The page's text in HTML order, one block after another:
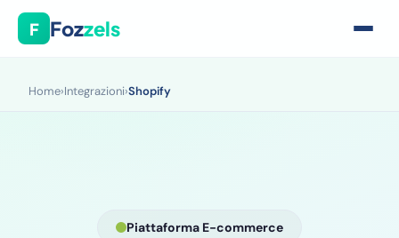
F Fozzels
Home›Integrazioni›Shopify
Piattaforma E-commerce